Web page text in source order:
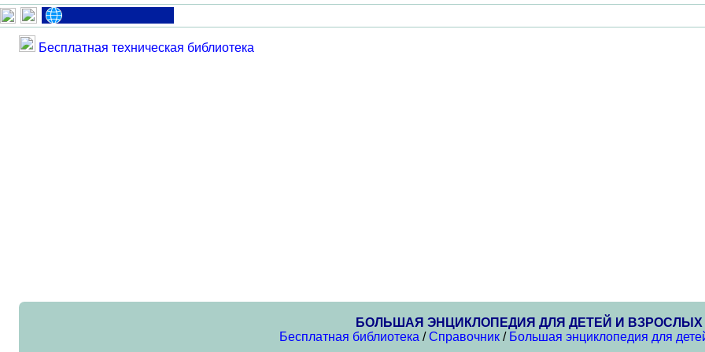
Бесплатная техническая библиотека
БОЛЬШАЯ ЭНЦИКЛОПЕДИЯ ДЛЯ ДЕТЕЙ И ВЗРОСЛЫХ
Бесплатная библиотека /Справочник / Большая энциклопедия для